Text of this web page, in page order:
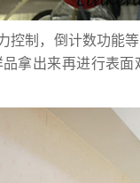
制，倒计数功能
拿出来再进行表